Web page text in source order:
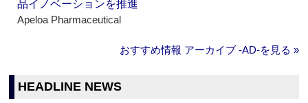
品イノベーションを推進
Apeloa Pharmaceutical
おすすめ情報 アーカイブ ‐AD‐を見る »
HEADLINE NEWS